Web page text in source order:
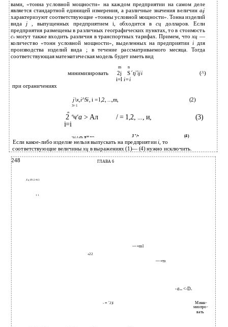
вами, «тонна условной мощности» на каждом предприятии на самом деле
является стандартной единицей измерения, а различные значения величин atj
характеризуют соответствующие «тонны условной мощности». Тонна изделий
вида j , выпущенных предприятием i, обходится всцдолларов. Если
предприятия размещены в различных географических пунктах, то в стоимость
ctiмогут также входить различия в транспортных тарифах. Примем, чтохц —
количество «тонн условной мощности», выделенных на предприятии i для
производства изделий вида ; в течение рассматриваемого месяца. Тогда
соответствующая математическая модель будет иметь вид
m n
минимизировать 2j Sctjxiji
(^)
i=l i=i
при ограничениях
j\x,i^Si, i = l,2, ...,m, (2)
3=1
т
2 ачха > Ал / = 1,2, ..., и, (3)
i=i
xij^ О ДЛЯ всех J и /• (4)
Если какое-либо изделие нельзя выпускать на предприятииi, то
соответствующие величины хц в выражениях (1)— (4) нужно исключить.
248
ГЛАВА 6
ХцЯ'12 #13
1 1
—«ml
«22
—«тз
-a mn <-Dn
- •• C2)l
Минн-
мизпро-
вать